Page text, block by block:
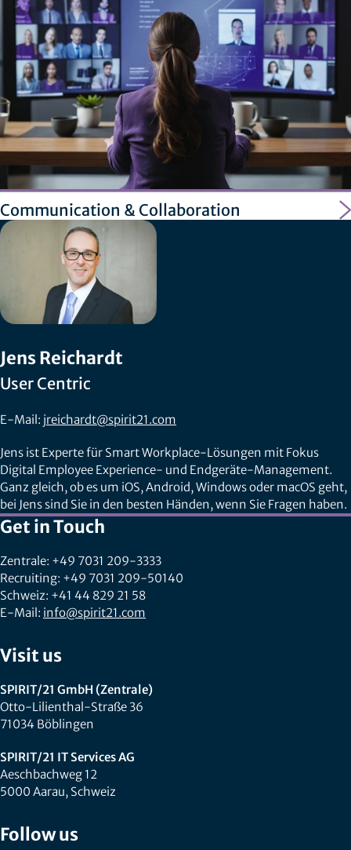
Communication & Collaboration
Jens Reichardt
User Centric
E-Mail: jreichardt@spirit21.com
Jens ist Experte für Smart Workplace-Lösungen mit Fokus
Digital Employee Experience- und Endgeräte-Management.
Ganz gleich, ob es um iOS, Android, Windows oder macOS geht,
bei Jens sind Sie in den besten Händen, wenn Sie Fragen haben.
Get in Touch
Zentrale: +49 7031 209-3333
Recruiting: +49 7031 209-50140
Schweiz: +41 44 829 21 58
E-Mail: info@spirit21.com
Visit us
SPIRIT/21 GmbH (Zentrale)
Otto-Lilienthal-Straße 36
71034 Böblingen
SPIRIT/21 IT Services AG
Aeschbachweg 12
5000 Aarau, Schweiz
Follow us